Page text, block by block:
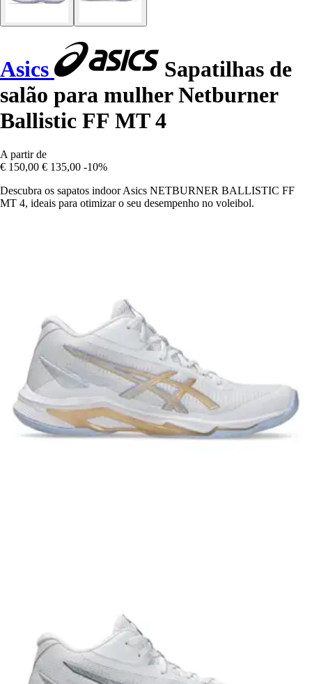
Asics
Sapatilhas de
salão para mulher Netburner
Ballistic FF MT 4
A partir de
€ 150,00 € 135,00 -10%
Descubra os sapatos indoor Asics NETBURNER BALLISTIC FF
MT 4, ideais para otimizar o seu desempenho no voleibol.